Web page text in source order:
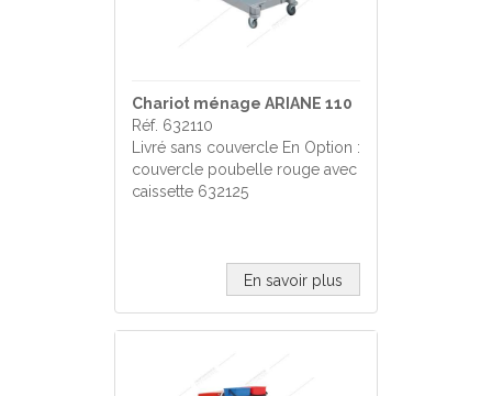
Chariot ménage ARIANE 110
Réf. 632110
Livré sans couvercle En Option :
couvercle poubelle rouge avec
caissette 632125
En savoir plus